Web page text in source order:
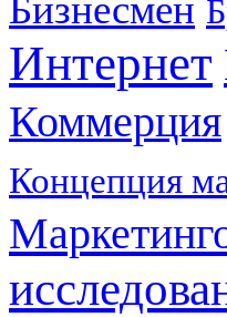
Бизнесмен
Интернет
Коммерция
Концепция